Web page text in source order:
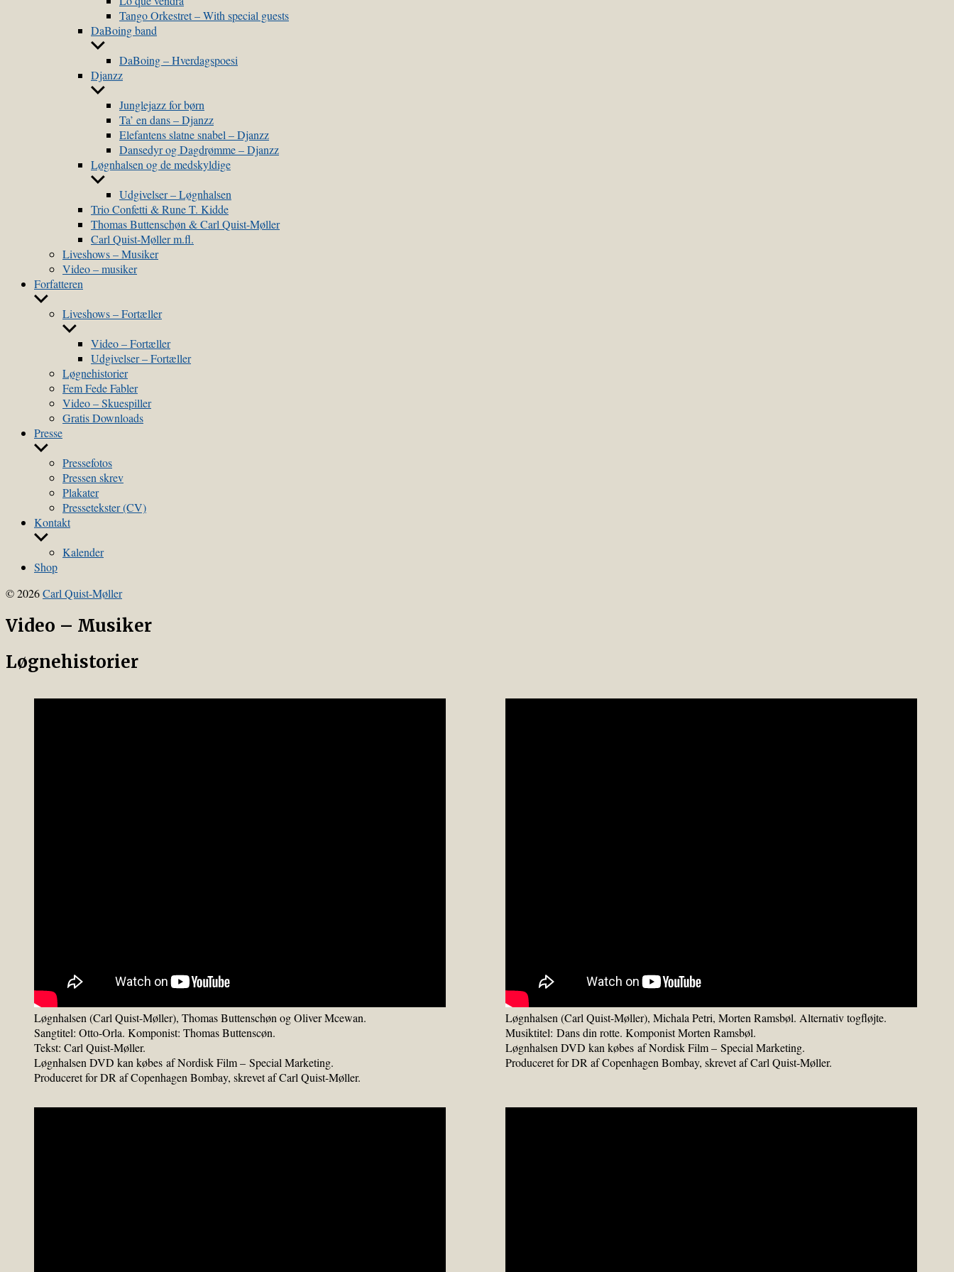
Tango Orkestret – With special guests
DaBoing band
Show
menu
DaBoing – Hverdagspoesi
Djanzz
Show
menu
Junglejazz for børn
Ta’ en dans – Djanzz
Elefantens slatne snabel – Djanzz
Dansedyr og Dagdrømme – Djanzz
Løgnhalsen og de medskyldige
Show
menu
Udgivelser – Løgnhalsen
Trio Confetti & Rune T. Kidde
Thomas Buttenschøn & Carl Quist-Møller
Carl Quist-Møller m.fl.
Liveshows – Musiker
Video – musiker
Forfatteren
Show
Liveshows – Fortæller
Show
menu
Video – Fortæller
Udgivelser – Fortæller
Løgnehistorier
Fem Fede Fabler
Video – Skuespiller
Gratis Downloads
Presse
Show
menu
Pressefotos
Pressen skrev
Plakater
Pressetekster (CV)
Kontakt
Show
menu
Kalender
Shop
© 2026Carl Quist-Møller
Video – Musiker
Løgnehistorier
Løgnhalsen (Carl Quist-Møller), Thomas Buttenschøn og Oliver Mcewan.
Sangtitel: Otto-Orla. Komponist: Thomas Buttenscøn.
Tekst: Carl Quist-Møller.
Løgnhalsen DVD kan købes af Nordisk Film – Special Marketing.
Produceret for DR af Copenhagen Bombay, skrevet af Carl Quist-Møller.
Løgnhalsen (Carl Quist-Møller), Michala Petri, Morten Ramsbøl. Alternativ togfløjte.
Musiktitel: Dans din rotte. Komponist Morten Ramsbøl.
Løgnhalsen DVD kan købes af Nordisk Film – Special Marketing.
Produceret for DR af Copenhagen Bombay, skrevet af Carl Quist-Møller.